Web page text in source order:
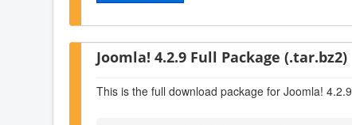
Joomla! 4.2.9 Full Package (.tar.bz2)
This is the full download package for Joomla! 4.2.9